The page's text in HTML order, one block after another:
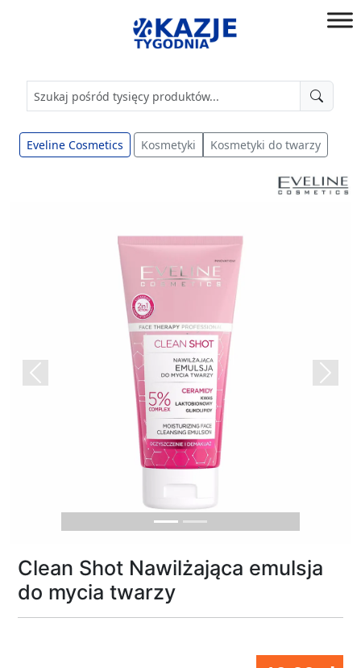
złap
Eveline Cosmetics Kosmetyki Kosmetyki do twarzy
Previous Next
Clean Shot Nawilżająca emulsja
do mycia twarzy